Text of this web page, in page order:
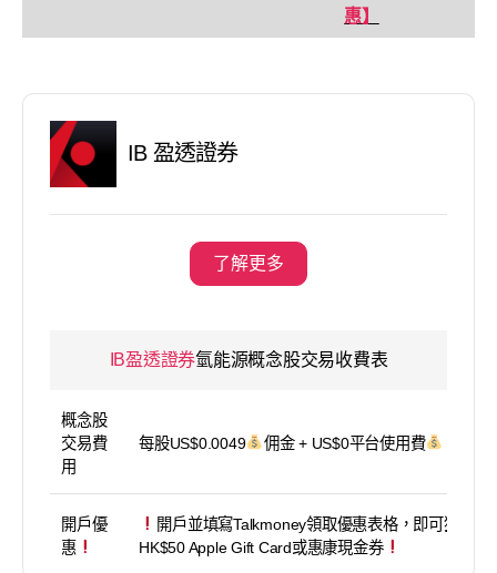
惠】
IB 盈透證券
了解更多
IB盈透證券氫能源概念股交易收費表
概念股
交易費
用
每股US$0.0049 佣金 + US$0平台使用費
開戶優
惠
開戶並填寫Talkmoney領取優惠表格，即可獲得
HK$50 Apple Gift Card或惠康現金券